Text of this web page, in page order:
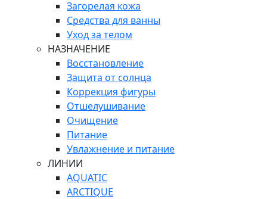
Загорелая кожа
Средства для ванны
Уход за телом
НАЗНАЧЕНИЕ
Восстановление
Защита от солнца
Коррекция фигуры
Отшелушивание
Очищение
Питание
Увлажнение и питание
ЛИНИИ
AQUATIC
ARCTIQUE